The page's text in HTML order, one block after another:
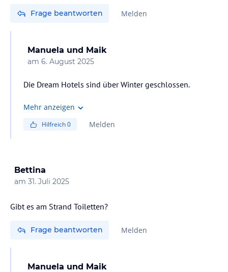
Frage beantworten Melden
Manuela und Maik
am 6. August 2025
Die Dream Hotels sind über Winter geschlossen.
Mehr anzeigen
Hilfreich0 Melden
Bettina
am 31. Juli 2025
Gibt es am Strand Toiletten?
Frage beantworten Melden
Manuela und Maik